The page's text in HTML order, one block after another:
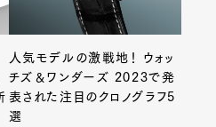
人気モデルの激戦地！ ウォッ
チズ＆ワンダーズ 2023で発
表された注目のクロノグラフ5
選